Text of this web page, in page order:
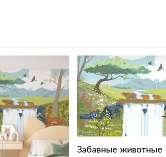
Забавные животные